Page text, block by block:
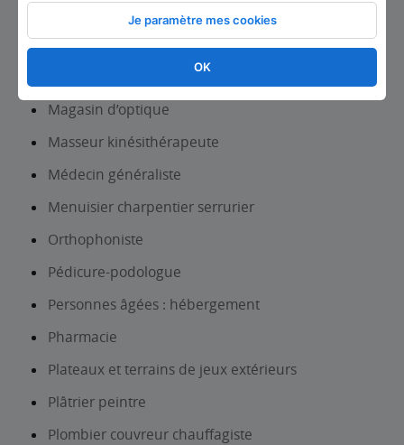
Magasin de matériel médical et orthopédique
Magasin d’équipements du foyer
Magasin de vêtements
Magasin d’optique
Masseur kinésithérapeute
Médecin généraliste
Menuisier charpentier serrurier
Orthophoniste
Pédicure-podologue
Personnes âgées : hébergement
Pharmacie
Plateaux et terrains de jeux extérieurs
Plâtrier peintre
Plombier couvreur chauffagiste
OK
Je paramètre mes cookies